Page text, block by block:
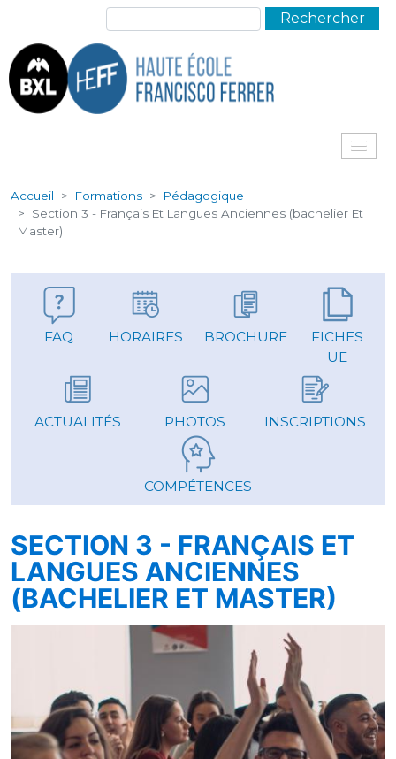
Aller au contenu principal
Rechercher
Accueil Formations
Pédagogique
Section 3 - Français Et Langues Anciennes (bachelier Et
Master)
FAQ HORAIRES BROCHURE
FICHES
UE
ACTUALITÉS PHOTOS INSCRIPTIONS
COMPÉTENCES
SECTION 3 - FRANÇAIS ET
LANGUES ANCIENNES
(BACHELIER ET MASTER)